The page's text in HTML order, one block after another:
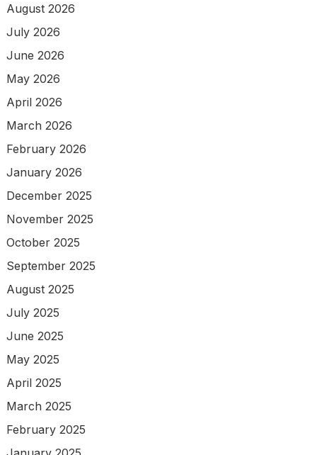
August 2026
July 2026
June 2026
May 2026
April 2026
March 2026
February 2026
January 2026
December 2025
November 2025
October 2025
September 2025
August 2025
July 2025
June 2025
May 2025
April 2025
March 2025
February 2025